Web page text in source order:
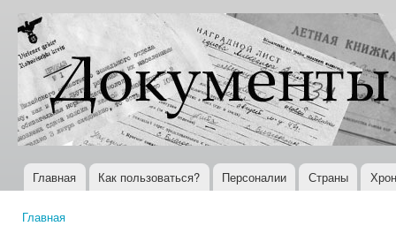
Документы
XX века
Всемирная
история в
Интернете
Главное меню
Главная Как пользоваться? Персоналии Страны
Главная